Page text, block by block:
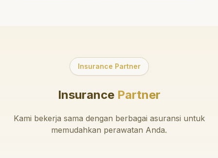
Insurance Partner
InsurancePartner
Kami bekerja sama dengan berbagai asuransi untuk
memudahkan perawatan Anda.